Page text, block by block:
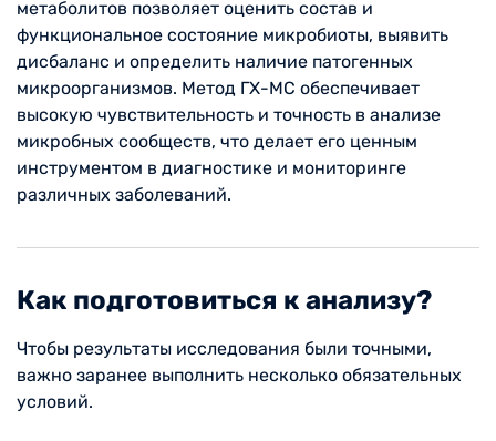
метаболитов позволяет оценить состав и
функциональное состояние микробиоты, выявить
дисбаланс и определить наличие патогенных
микроорганизмов. Метод ГХ-МС обеспечивает
высокую чувствительность и точность в анализе
микробных сообществ, что делает его ценным
инструментом в диагностике и мониторинге
различных заболеваний.
Как подготовиться к анализу?
Чтобы результаты исследования были точными,
важно заранее выполнить несколько обязательных
условий.